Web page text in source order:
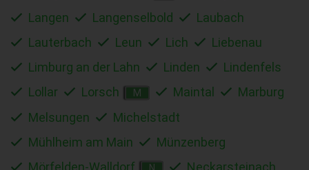
Langen
Langenselbold
Laubach
Lauterbach
Leun Lich
Liebenau
Limburg an der Lahn
Linden
Lindenfels
Lollar
Lorsch M Maintal
Marburg
Melsungen
Michelstadt
Mühlheim am Main
Münzenberg
Mörfelden-Walldorf
N
Neckarsteinach